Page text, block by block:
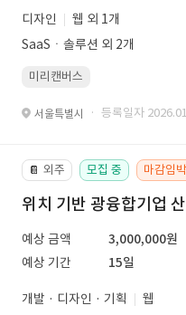
디자인
웹 외 1개
SaaSㆍ솔루션 외 2개
미리캔버스
서울특별시 · 등록일자
📔 외주 모집 중 마감임박
위치 기반 광융합기업
예상 금액
3,000,000원
예상 기간
15일
개발 · 디자인 · 기획
웹